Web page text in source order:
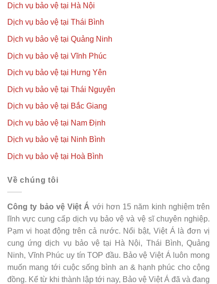
Dịch vụ bảo vệ tại Hà Nội
Dịch vụ bảo vệ tại Thái Bình
Dịch vụ bảo vệ tại Quảng Ninh
Dịch vụ bảo vệ tại Vĩnh Phúc
Dịch vụ bảo vệ tại Hưng Yên
Dịch vụ bảo vệ tại Thái Nguyên
Dịch vụ bảo vệ tại Bắc Giang
Dịch vụ bảo vệ tại Nam Định
Dịch vụ bảo vệ tại Ninh Bình
Dịch vụ bảo vệ tại Hoà Bình
Về chúng tôi
Công ty bảo vệ Việt Á với hơn 15 năm kinh nghiệm trên
lĩnh vực cung cấp dịch vụ bảo vệ và vệ sĩ chuyên nghiệp.
Pạm vi hoạt động trên cả nước. Nổi bật, Việt Á là đơn vị
cung ứng dịch vụ bảo vệ tại Hà Nội, Thái Bình, Quảng
Ninh, Vĩnh Phúc uy tín TOP đầu. Bảo vệ Việt Á luôn mong
muốn mang tới cuộc sống bình an & hạnh phúc cho cộng
đồng. Kể từ khi thành lập tới nay, Bảo vệ Việt Á đã và đang